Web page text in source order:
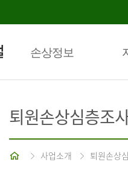
손상정보
퇴원손상심층조
홈 사업소개 퇴원손상